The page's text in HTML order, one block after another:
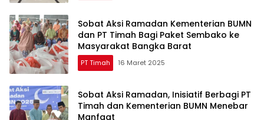
Sobat Aksi Ramadan Kementerian BUMN
dan PT Timah Bagi Paket Sembako ke
Masyarakat Bangka Barat
PT Timah 16 Maret 2025
Sobat Aksi Ramadan, Inisiatif Berbagi PT
Timah dan Kementerian BUMN Menebar
Manfaat